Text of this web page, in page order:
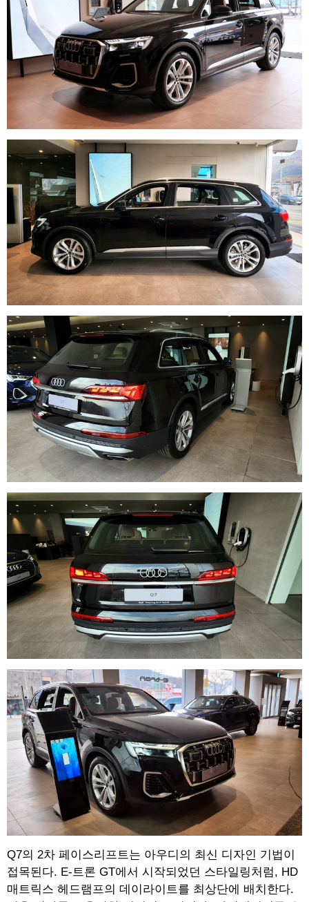
Q7의 2차 페이스리프트는 아우디의 최신 디자인 기법이
접목된다. E-트론 GT에서 시작되었던 스타일링처럼, HD
매트릭스 헤드램프의 데이라이트를 최상단에 배치한다.